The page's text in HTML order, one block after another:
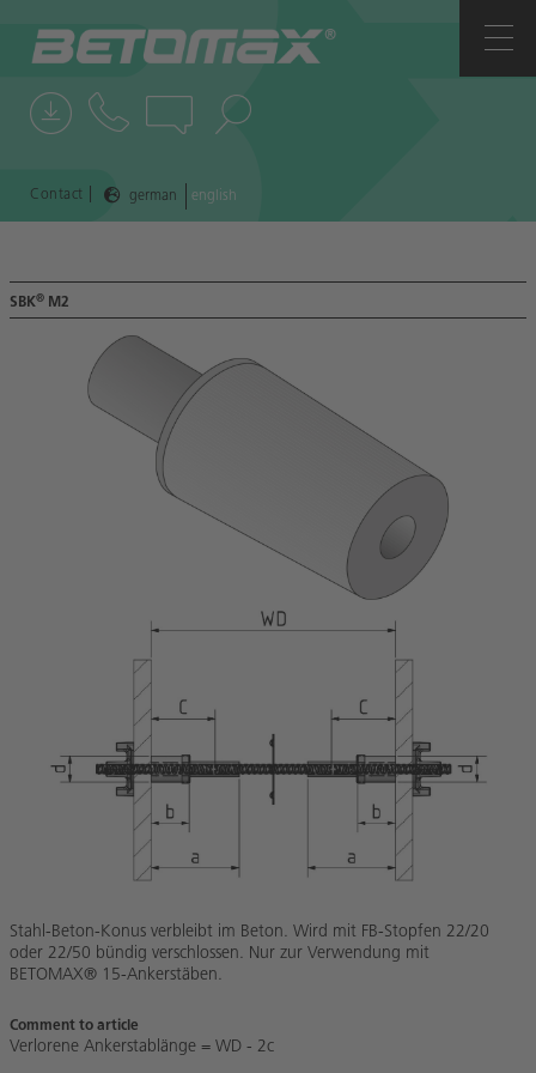
Contact german english
COMPANY
CONTACTS
NEWS
SBK® M2
Stahl-Beton-Konus verbleibt im Beton. Wird mit FB-Stopfen 22/20
oder 22/50 bündig verschlossen. Nur zur Verwendung mit
BETOMAX® 15-Ankerstäben.
Comment to article
Verlorene Ankerstablänge = WD - 2c